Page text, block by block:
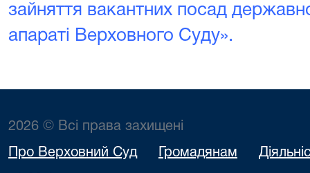
зайняття вакантних посад
апараті Верховного Суду».
2026 © Всі права захищені
Про Верховний Суд Громадянам